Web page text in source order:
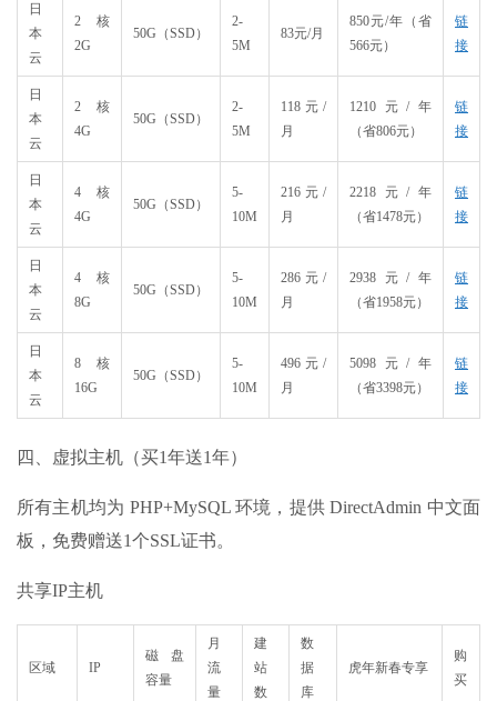
日
本
云
2核
2G
50G（SSD）
2-
5M
83元/月
850元/年（省
566元）
链
接
日
本
云
2核
4G
50G（SSD）
2-
5M
118元/
月
1210元/年
（省806元）
链
接
日
本
云
4核
4G
50G（SSD）
5-
10M
216元/
月
2218元/年
（省1478元）
链
接
日
本
云
4核
8G
50G（SSD）
5-
10M
286元/
月
2938元/年
（省1958元）
链
接
日
本
云
8核
16G
50G（SSD）
5-
10M
496元/
月
5098元/年
（省3398元）
链
接
四、虚拟主机（买1年送1年）
所有主机均为 PHP+MySQL 环境，提供 DirectAdmin 中文面
板，免费赠送1个SSL证书。
共享IP主机
区域 IP
磁盘
容量
月
流
量
建
站
数
数
据
库
​虎年新春专享
购
买